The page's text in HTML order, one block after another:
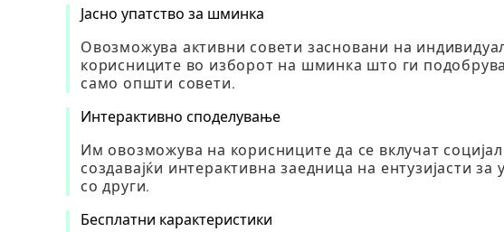
Јасно упатство за шминка
Овозможува активни совети засновани на
корисниците во изборот на шминка што ги
само општи совети.
Интерактивно споделување
Им овозможува на корисниците да се вклучат
создавајќи интерактивна заедница на ентузијасти
со други.
Бесплатни карактеристики